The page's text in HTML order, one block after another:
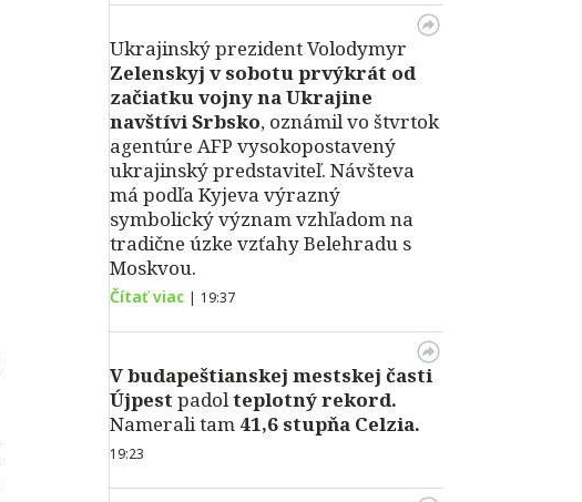
Ukrajinský prezident Volodymyr
Zelenskyj v sobotu prvýkrát od
začiatku vojny na Ukrajine
navštívi Srbsko, oznámil vo štvrtok
agentúre AFP vysokopostavený
ukrajinský predstaviteľ. Návšteva
má podľa Kyjeva výrazný
symbolický význam vzhľadom na
tradične úzke vzťahy Belehradu s
Moskvou.
Čítať viac | 19:37
Vbudapeštianskej mestskej časti
Újpestpadolteplotný rekord.
Namerali tam 41,6 stupňa Celzia.
19:23